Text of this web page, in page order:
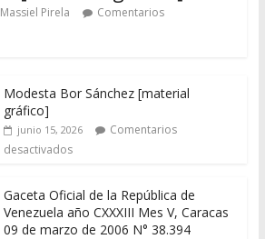
Massiel Pirela
Comentarios
Modesta Bor Sánchez [material
gráfico]
junio 15, 2026
Comentarios
desactivados
Gaceta Oficial de la República de
Venezuela año CXXXIII Mes V, Caracas
09 de marzo de 2006 N° 38.394